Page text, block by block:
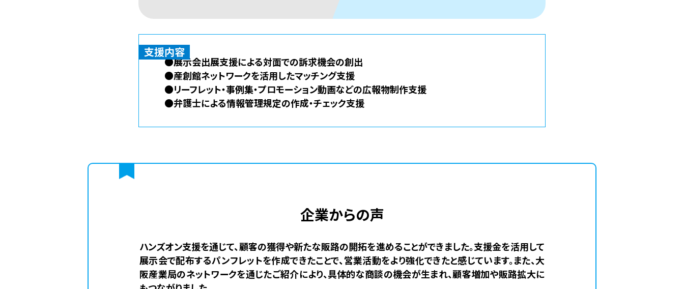
支援内容
●展示会出展支援による対面での訴求機会の創出
●産創館ネットワークを活用したマッチング支援
●リーフレット・事例集・プロモーション動画などの広報物制作支援
●弁護士による情報管理規定の作成・チェック支援
企業からの声
ハンズオン支援を通じて、顧客の獲得や新たな販路の開拓を進めることができました。支援金を活用して
展示会で配布するパンフレットを作成できたことで、営業活動をより強化できたと感じています。また、大
阪産業局のネットワークを通じたご紹介により、具体的な商談の機会が生まれ、顧客増加や販路拡大に